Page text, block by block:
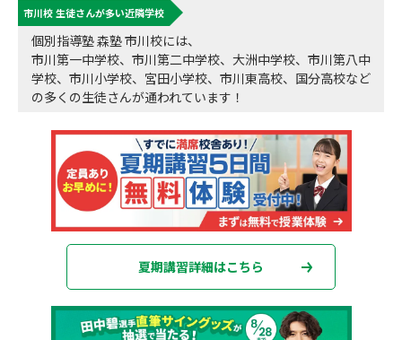
数字でなるほど！森塾
動画でわかる！森塾
森塾のお得なキャンペーン・割引制度
授業料等お問合わせはこちら
校舎一覧
市川校 生徒さんが多い近隣学校
個別指導塾 森塾 市川校には、
市川第一中学校、市川第二中学校、大洲中学校、市川第八中
学校、市川小学校、宮田小学校、市川東高校、国分高校など
の多くの生徒さんが通われています！
夏期講習詳細はこちら